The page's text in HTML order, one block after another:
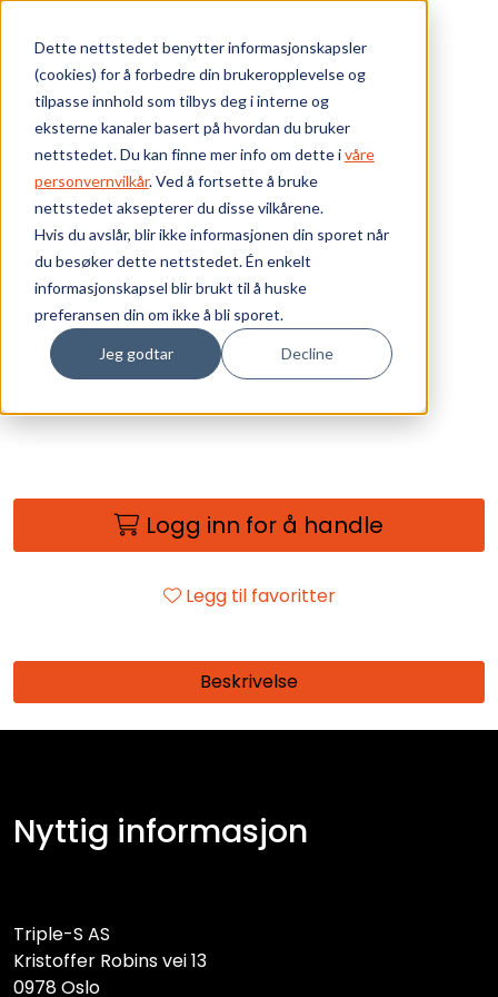
Dette nettstedet benytter informasjonskapsler
(cookies) for å forbedre din brukeropplevelse og
tilpasse innhold som tilbys deg i interne og
eksterne kanaler basert på hvordan du bruker
nettstedet. Du kan finne mer info om dette ivåre
personvernvilkår. Ved å fortsette å bruke
nettstedet aksepterer du disse vilkårene.
Hvis du avslår, blir ikke informasjonen din sporet når
du besøker dette nettstedet. Én enkelt
informasjonskapsel blir brukt til å huske
preferansen din om ikke å bli sporet.
Jeg godtar Decline
Skip to main content
*** UTGÅTT
Produktnummer:1425-NOD
Lagerbeholdning: 0 stk
Ant. i pakke: 1
Logg inn for å handle
Legg til favoritter
Beskrivelse
Nyttig informasjon
Triple-S AS
Kristoffer Robins vei 13
0978 Oslo
Bærekraft
Vi tilbyr
Ressurser
Om oss